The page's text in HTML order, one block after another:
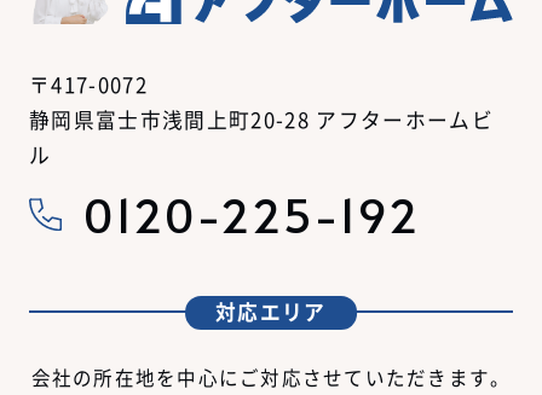
〒417-0072
静岡県富士市浅間上町20-28 アフターホームビ
ル
0120-225-192
対応エリア
会社の所在地を中心にご対応させていただきます。